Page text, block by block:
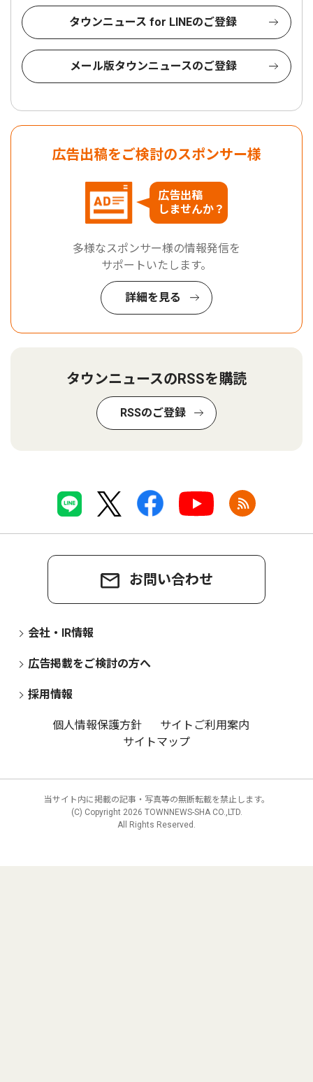
タウンニュース for LINEのご登録
メール版タウンニュースのご登録
広告出稿をご検討のスポンサー様
広告出稿
しませんか？
多様なスポンサー様の情報発信を
サポートいたします。
詳細を見る
タウンニュースのRSSを購読
RSSのご登録
お問い合わせ
会社・IR情報
広告掲載をご検討の方へ
採用情報
個人情報保護方針
サイトご利用案内
サイトマップ
当サイト内に掲載の記事・写真等の無断転載を禁止します。
(C) Copyright 2026 TOWNNEWS-SHA CO.,LTD.
All Rights Reserved.